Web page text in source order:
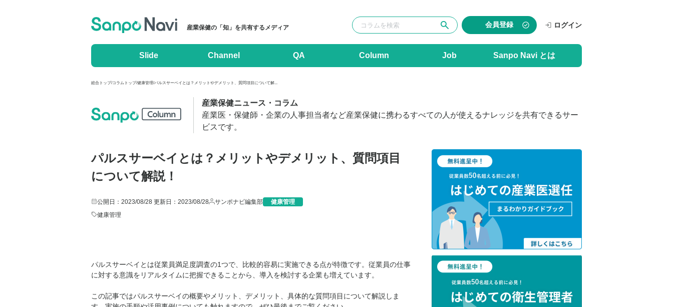
産業保健の「知」を共有するメディア 会員登録 ログイン
Slide Channel QA Column Job Sanpo Navi とは
総合トップ/コラムトップ/健康管理/パルスサーベイとは？メリットやデメリット、質問項目について解...
産業保健ニュース・コラム
産業医・保健師・企業の人事担当者など産業保健に携わるすべての人が使えるナレッジを共有できるサー
ビスです。
パルスサーベイとは？メリットやデメリット、質問項目
について解説！
公開日：2023/08/28 更新日：2023/08/28 サンポナビ編集部
健康管理
健康管理
パルスサーベイとは従業員満足度調査の1つで、比較的容易に実施できる点が特徴です。従業員の仕事
に対する意識をリアルタイムに把握できることから、導入を検討する企業も増えています。
この記事ではパルスサーベイの概要やメリット、デメリット、具体的な質問項目について解説しま